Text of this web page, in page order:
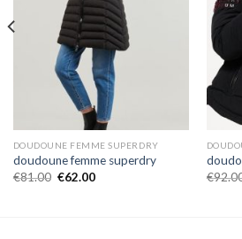
DOUDOUNE FEMME SUPERDRY
doudoune femme superdry
€81.00 €62.00
€